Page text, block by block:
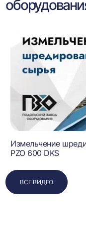
Измельчение
PZO 600 DKS
ВСЕ ВИДЕО